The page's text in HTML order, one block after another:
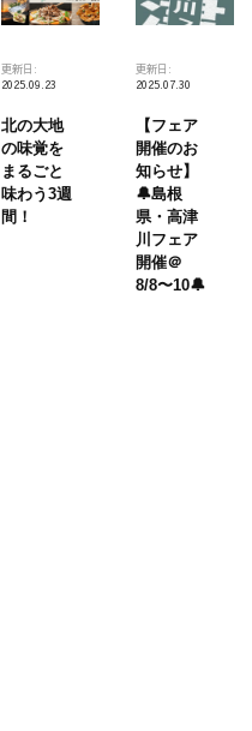
更新日:
2025.09.23
北の大地
の味覚を
まるごと
味わう3週
間！
更新日:
2025.07.30
【フェア
開催のお
知らせ】
🔔島根
県・高津
川フェア
開催＠
8/8〜10🔔